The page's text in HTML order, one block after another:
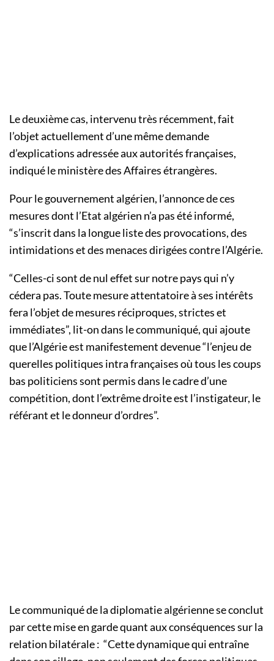
Le deuxième cas, intervenu très récemment, fait
l’objet actuellement d’une même demande
d’explications adressée aux autorités françaises,
indiqué le ministère des Affaires étrangères.
Pour le gouvernement algérien, l’annonce de ces
mesures dont l’Etat algérien n’a pas été informé,
“s’inscrit dans la longue liste des provocations, des
intimidations et des menaces dirigées contre l’Algérie.
“Celles-ci sont de nul effet sur notre pays qui n’y
cédera pas. Toute mesure attentatoire à ses intérêts
fera l’objet de mesures réciproques, strictes et
immédiates”, lit-on dans le communiqué, qui ajoute
que l’Algérie est manifestement devenue “l’enjeu de
querelles politiques intra françaises où tous les coups
bas politiciens sont permis dans le cadre d’une
compétition, dont l’extrême droite est l’instigateur, le
référant et le donneur d’ordres”.
Le communiqué de la diplomatie algérienne se conclut
par cette mise en garde quant aux conséquences sur la
relation bilatérale : “Cette dynamique qui entraîne